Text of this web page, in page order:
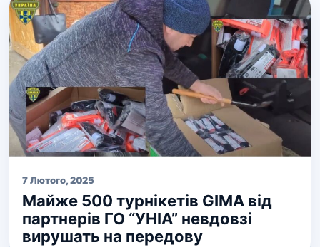
7 Лютого, 2025
Майже 500 турнікетів GIMA від
партнерів ГО “УНІА” невдовзі
вирушать на передову